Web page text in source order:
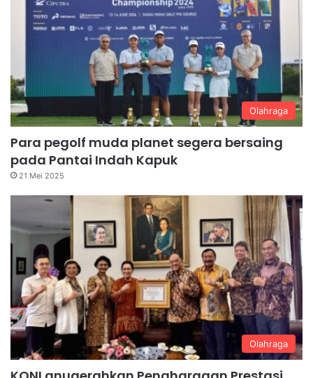
Olahraga
Para pegolf muda planet segera bersaing
pada Pantai Indah Kapuk
21 Mei 2025
Olahraga